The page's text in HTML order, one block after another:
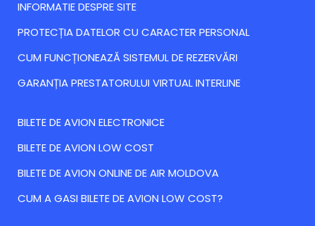
INFORMATIE DESPRE SITE
PROTECȚIA DATELOR CU CARACTER PERSONAL
CUM FUNCȚIONEAZĂ SISTEMUL DE REZERVĂRI
GARANȚIA PRESTATORULUI VIRTUAL INTERLINE
BILETE DE AVION ELECTRONICE
BILETE DE AVION LOW COST
BILETE DE AVION ONLINE DE AIR MOLDOVA
CUM A GASI BILETE DE AVION LOW COST?